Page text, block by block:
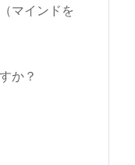
マインドを
か？